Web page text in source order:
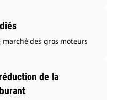
marché des gros moteurs
de la